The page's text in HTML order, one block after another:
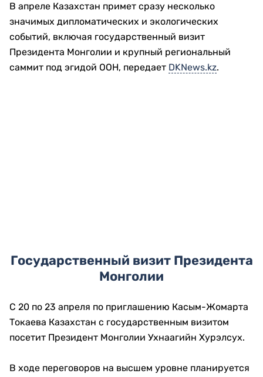
В апреле Казахстан примет сразу несколько
значимых дипломатических и экологических
событий, включая государственный визит
Президента Монголии и крупный региональный
саммит под эгидой ООН, передает DKNews.kz.
Государственный визит Президента
Монголии
С 20 по 23 апреля по приглашению Касым-Жомарта
Токаева Казахстан с государственным визитом
посетит Президент Монголии Ухнаагийн Хурэлсух.
В ходе переговоров на высшем уровне планируется